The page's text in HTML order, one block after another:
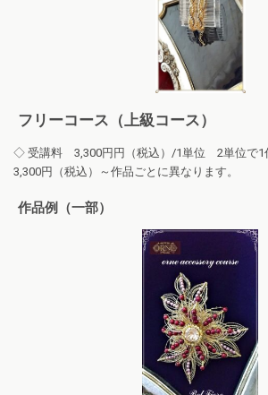
フリーコース（上級コース）
◇ 受講料 3,300円円（税込）/1単位 2単位
3,300円（税込）～作品ごとに異なります。
作品例（一部）